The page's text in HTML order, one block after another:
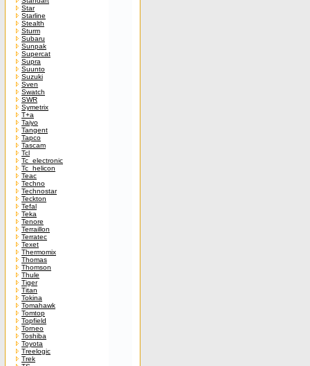
Star
Starline
Stealth
Sturm
Subaru
Sunpak
Supercat
Supra
Suunto
Suzuki
Sven
Swatch
SWR
Symetrix
T+a
Taiyo
Tangent
Tapco
Tascam
Tcl
Tc_electronic
Tc_helicon
Teac
Techno
Technostar
Teckton
Tefal
Teka
Tenore
Terraillon
Terratec
Texet
Thermomix
Thomas
Thomson
Thule
Tiger
Titan
Tokina
Tomahawk
Tomtop
Topfield
Torneo
Toshiba
Toyota
Treelogic
Trek